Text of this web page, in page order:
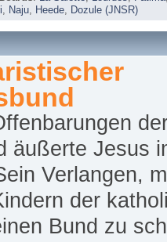
Naju Heede Dozule (JNSR)
äußerte Jesus
Verlangen,
der
Bund zu